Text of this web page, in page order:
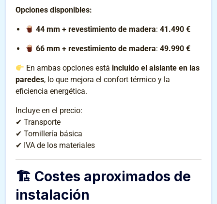
Opciones disponibles:
44 mm + revestimiento de madera:41.490 €
66 mm + revestimiento de madera:49.990 €
En ambas opciones está incluido el aislante en las
paredes, lo que mejora el confort térmico y la
eficiencia energética.
Incluye en el precio:
✔ Transporte
✔ Tornillería básica
✔ IVA de los materiales
🏗 Costes aproximados de
instalación